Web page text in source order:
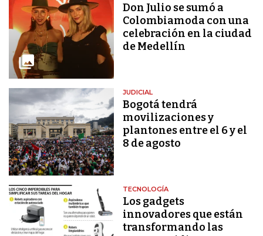
Don Julio se sumó a
Colombiamoda con una
celebración en la ciudad
de Medellín
JUDICIAL
Bogotá tendrá
movilizaciones y
plantones entre el 6 y el
8 de agosto
TECNOLOGÍA
Los gadgets
innovadores que están
transformando las